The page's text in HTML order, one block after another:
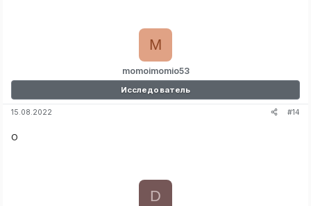
momoimomio53
M
Исследователь
15.08.2022 #14
О
D